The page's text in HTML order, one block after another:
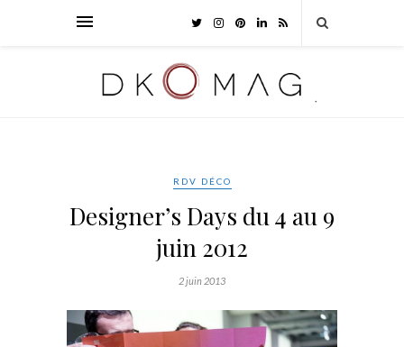
RDV DÉCO
Designer’s Days du 4 au 9
juin 2012
2 juin 2013